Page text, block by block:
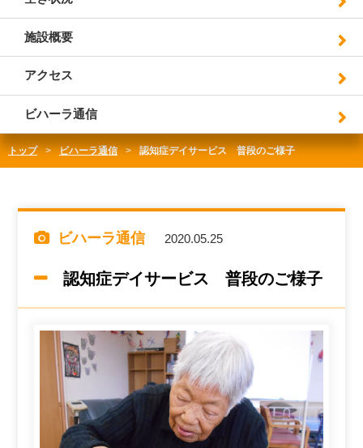
施設概要
アクセス
ビハーラ通信
トップ ビハーラ通信 認知症デイサービス 普段のご様子
ビハーラ通信 2020.05.25
認知症デイサービス 普段のご様子